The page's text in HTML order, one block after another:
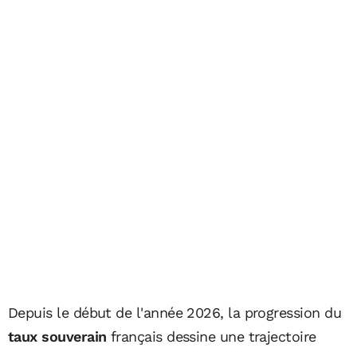
Depuis le début de l'année 2026, la progression du
taux souverain français dessine une trajectoire